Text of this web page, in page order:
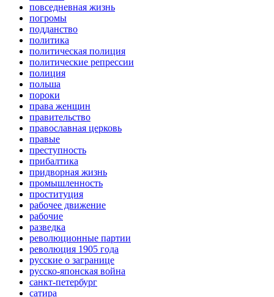
повседневная жизнь
погромы
подданство
политика
политическая полиция
политические репрессии
полиция
польша
пороки
права женщин
правительство
православная церковь
правые
преступность
прибалтика
придворная жизнь
промышленность
проституция
рабочее движение
рабочие
разведка
революционные партии
революция 1905 года
русские о загранице
русско-японская война
санкт-петербург
сатира